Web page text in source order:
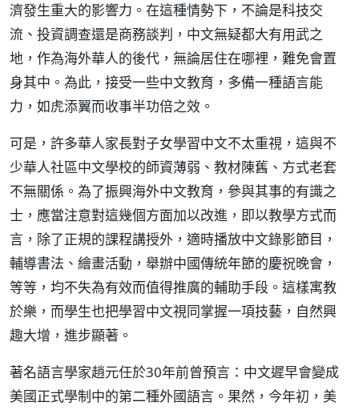
濟發生重大的影響力。在這種情勢下，不論是科技交
流、投資調查還是商務談判，中文無疑都大有用武之
地，作為海外華人的後代，無論居住在哪裡，難免會置
身其中。為此，接受一些中文教育，多備一種語言能
力，如虎添翼而收事半功倍之效。
可是，許多華人家長對子女學習中文不太重視，這與不
少華人社區中文學校的師資薄弱、教材陳舊、方式老套
不無關係。為了振興海外中文教育，參與其事的有識之
士，應當注意對這幾個方面加以改進，即以教學方式而
言，除了正規的課程講授外，適時播放中文錄影節目，
輔導書法、繪畫活動，舉辦中國傳統年節的慶祝晚會，
等等，均不失為有效而值得推廣的輔助手段。這樣寓教
於樂，而學生也把學習中文視同掌握一項技藝，自然興
趣大增，進步顯著。
著名語言學家趙元任於30年前曾預言：中文遲早會變成
美國正式學制中的第二種外國語言。果然，今年初，美